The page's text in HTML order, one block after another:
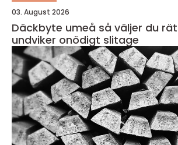
03. August 2026
Däckbyte umeå så väljer du rätt service och
undviker onödigt slitage